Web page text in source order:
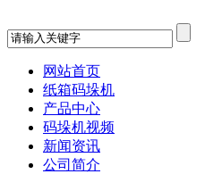
网站首页
纸箱码垛机
产品中心
码垛机视频
新闻资讯
公司简介